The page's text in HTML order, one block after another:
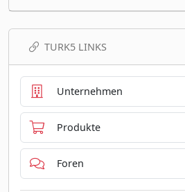
TURK5 LINKS
Unternehmen
Produkte
Foren